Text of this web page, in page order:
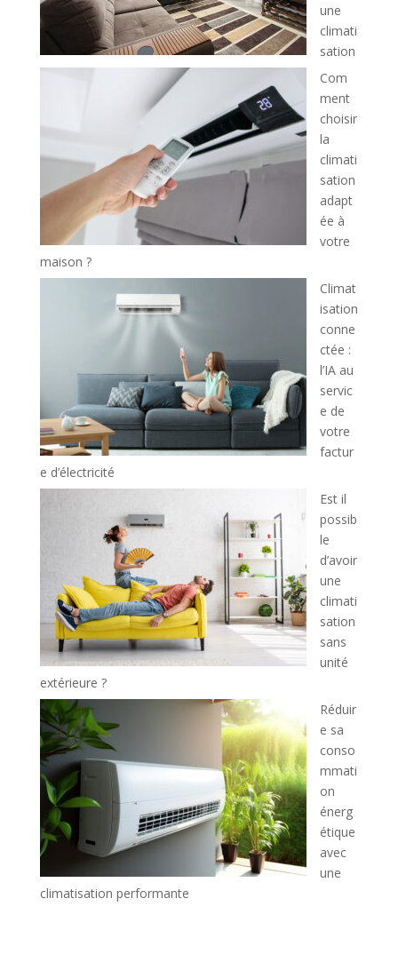
une
climati
sation
Com
ment
choisir
la
climati
sation
adapt
ée à
votre
maison ?
Climat
isation
conne
ctée :
l’IA au
servic
e de
votre
factur
e d’électricité
Est il
possib
le
d’avoir
une
climati
sation
sans
unité
extérieure ?
Réduir
e sa
conso
mmati
on
énerg
étique
avec
une
climatisation performante